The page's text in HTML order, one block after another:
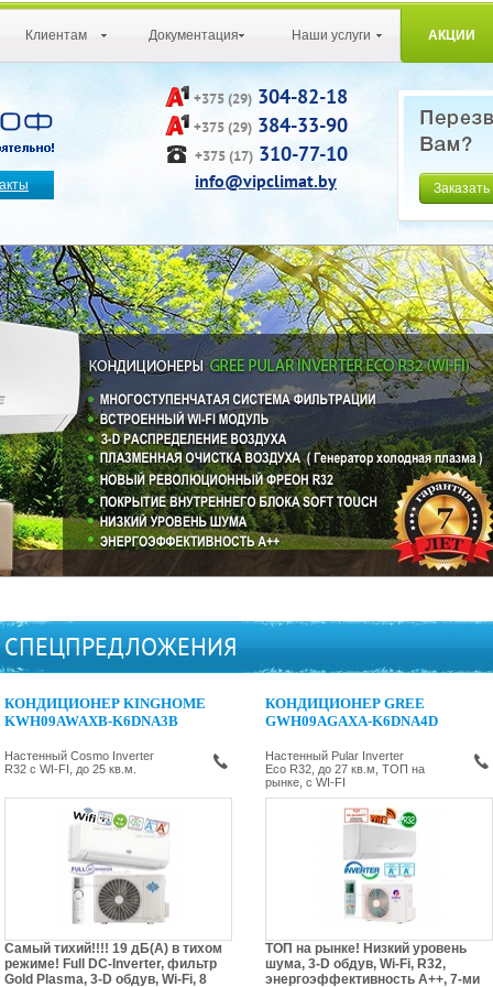
Клиентам Документация Наши услуги АКЦИИ
+375 (29) 304-82-18
+375 (29) 384-33-90
+375 (17)310-77-10
info@vipclimat.by Заказать
СПЕЦПРЕДЛОЖЕНИЯ
КОНДИЦИОНЕР KINGHOME
KWH09AWAXB-K6DNA3B
Настенный Cosmo Inverter
R32 c WI-FI, до 25 кв.м.
Самый тихий!!!! 19 дБ(А) в тихом
режиме! Full DC-Inverter, фильтр
Gold Plasma, 3-D обдув, Wi-Fi, 8
КОНДИЦИОНЕР GREE
GWH09AGAXA-K6DNA4D
Настенный Pular Inverter
Eco R32, до 27 кв.м, ТОП на
рынке, c WI-FI
ТОП на рынке! Низкий уровень
шума, 3-D обдув, Wi-Fi, R32,
энергоэффективность А++, 7-ми